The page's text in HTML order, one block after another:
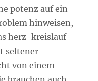
potenz auf ein
hinweisen,
herz-kreislauf-
seltener
von einem